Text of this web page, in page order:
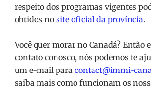
respeito dos programas vigentes
obtidos no site oficial da província.
Você quer morar no Canadá? Então
contato conosco, nós podemos te
um e-mail para contact@immi-
saiba mais como funcionam os